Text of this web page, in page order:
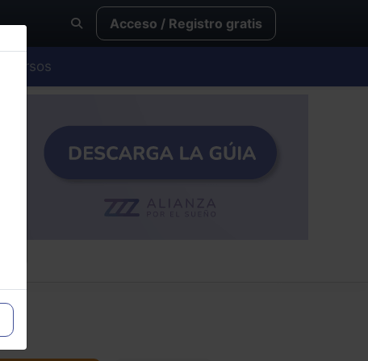
Acceso / Registro gratis
Cursos